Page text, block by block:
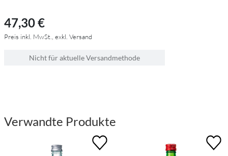
47,30 €
Preis inkl. MwSt., exkl. Versand
Nicht für aktuelle Versandmethode
Verwandte Produkte